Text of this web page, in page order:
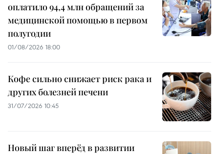
оплатило 94,4 млн обращений за
медицинской помощью в первом
полугодии
01/08/2026 18:00
Кофе сильно снижает риск рака и
других болезней печени
31/07/2026 10:45
Новый шаг вперёд в развитии